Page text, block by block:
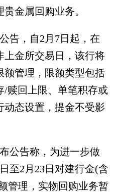
金属回购业务。
，自2月7日起，在
上金所交易日，该行将
额管理，限额类型包括
/赎回上限、单笔积存或
动态设置，提金不受影
告称，为进一步做
至2月23日对建行金(含
管理，实物回购业务暂